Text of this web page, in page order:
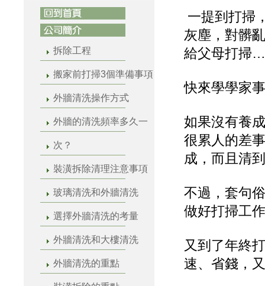
拆除工程
搬家前打掃3個準備事項
外牆清洗操作方式
外牆的清洗頻率多久一
次？
裝潢拆除清理注意事項
玻璃清洗和外牆清洗
選擇外牆清洗的考量
外牆清洗和大樓清洗
外牆清洗的重點
一提到打掃
灰塵，對髒
給父母打掃
快來學學家
如果沒有養
很累人的差
成，而且清
不過，套句
做好打掃工
又到了年終
速、省錢，